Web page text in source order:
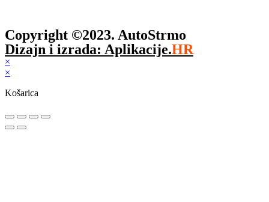
Copyright ©2023. AutoStrmo
Dizajn i izrada: Aplikacije.HR
×
×
Košarica